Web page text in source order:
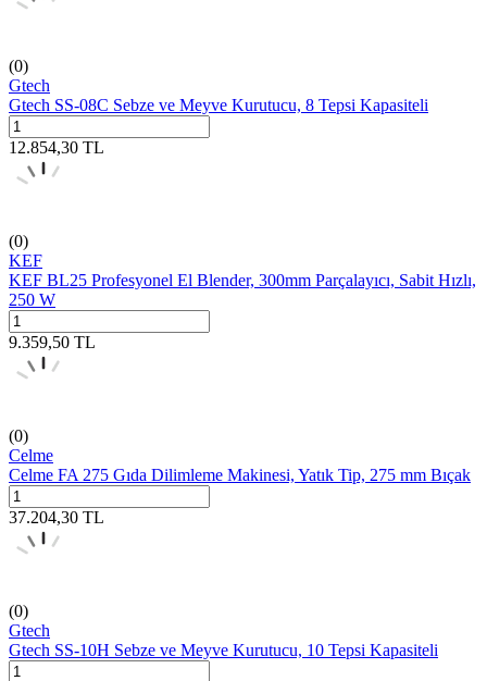
(0)
Gtech
Gtech SS-08C Sebze ve Meyve Kurutucu, 8 Tepsi Kapasiteli
12.854,30 TL
(0)
KEF
KEF BL25 Profesyonel El Blender, 300mm Parçalayıcı, Sabit Hızlı,
250 W
9.359,50 TL
(0)
Celme
Celme FA 275 Gıda Dilimleme Makinesi, Yatık Tip, 275 mm Bıçak
37.204,30 TL
(0)
Gtech
Gtech SS-10H Sebze ve Meyve Kurutucu, 10 Tepsi Kapasiteli